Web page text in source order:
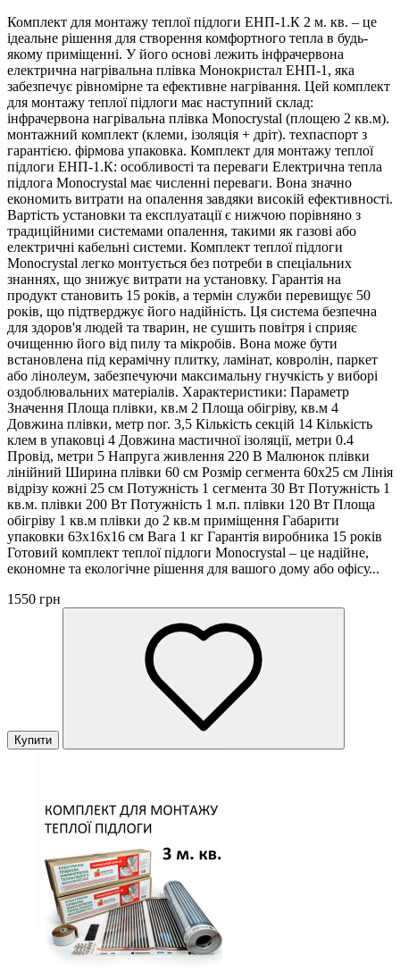
Комплект для монтажу теплої підлоги ЕНП-1.К 2 м. кв. – це
ідеальне рішення для створення комфортного тепла в будь-
якому приміщенні. У його основі лежить інфрачервона
електрична нагрівальна плівка Монокристал ЕНП-1, яка
забезпечує рівномірне та ефективне нагрівання. Цей комплект
для монтажу теплої підлоги має наступний склад:
інфрачервона нагрівальна плівка Monocrystal (площею 2 кв.м).
монтажний комплект (клеми, ізоляція + дріт). техпаспорт з
гарантією. фірмова упаковка. Комплект для монтажу теплої
підлоги ЕНП-1.К: особливості та переваги Електрична тепла
підлога Monocrystal має численні переваги. Вона значно
економить витрати на опалення завдяки високій ефективності.
Вартість установки та експлуатації є нижчою порівняно з
традиційними системами опалення, такими як газові або
електричні кабельні системи. Комплект теплої підлоги
Monocrystal легко монтується без потреби в спеціальних
знаннях, що знижує витрати на установку. Гарантія на
продукт становить 15 років, а термін служби перевищує 50
років, що підтверджує його надійність. Ця система безпечна
для здоров'я людей та тварин, не сушить повітря і сприяє
очищенню його від пилу та мікробів. Вона може бути
встановлена під керамічну плитку, ламінат, ковролін, паркет
або лінолеум, забезпечуючи максимальну гнучкість у виборі
оздоблювальних матеріалів. Характеристики: Параметр
Значення Площа плівки, кв.м 2 Площа обігріву, кв.м 4
Довжина плівки, метр пог. 3,5 Кількість секцій 14 Кількість
клем в упаковці 4 Довжина мастичної ізоляції, метри 0.4
Провід, метри 5 Напруга живлення 220 В Малюнок плівки
лінійний Ширина плівки 60 см Розмір сегмента 60х25 см Лінія
відрізу кожні 25 см Потужність 1 сегмента 30 Вт Потужність 1
кв.м. плівки 200 Вт Потужність 1 м.п. плівки 120 Вт Площа
обігріву 1 кв.м плівки до 2 кв.м приміщення Габарити
упаковки 63х16х16 см Вага 1 кг Гарантія виробника 15 років
Готовий комплект теплої підлоги Monocrystal – це надійне,
економне та екологічне рішення для вашого дому або офісу...
1550 грн
Купити